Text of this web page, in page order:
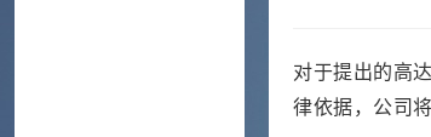
对于提出的高
律依据，公司